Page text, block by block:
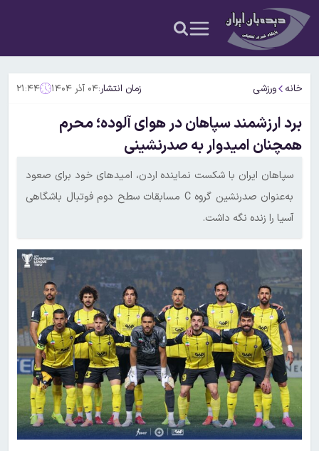
خانه ورزشی زمان انتشار:۰۴ آذر ۱۴۰۴ ۲۱:۴۴
برد ارزشمند سپاهان در هوای آلوده؛ محرم
همچنان امیدوار به صدرنشینی
سپاهان ایران با شکست نماینده اردن، امیدهای خود برای صعود
به‌عنوان صدرنشین گروه C مسابقات سطح دوم فوتبال باشگاهی
آسیا را زنده نگه داشت.